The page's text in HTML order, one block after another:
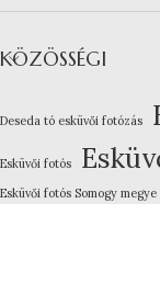
KÖZÖSSÉGI
Deseda tó esküvői fotózás
Esküvői fotós
Esküvői fotós Somogy megye